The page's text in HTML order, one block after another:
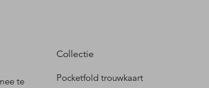
te
Collectie
Pocketfold trouwkaart